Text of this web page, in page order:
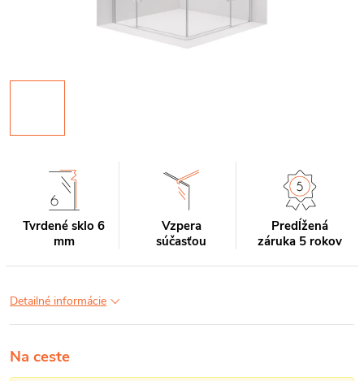
Tvrdené sklo 6
mm
Vzpera
súčasťou
Predĺžená
záruka 5 rokov
Detailné informácie
Na ceste